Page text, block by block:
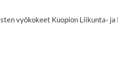
vyökokeet Kuopion Liikunta- ja